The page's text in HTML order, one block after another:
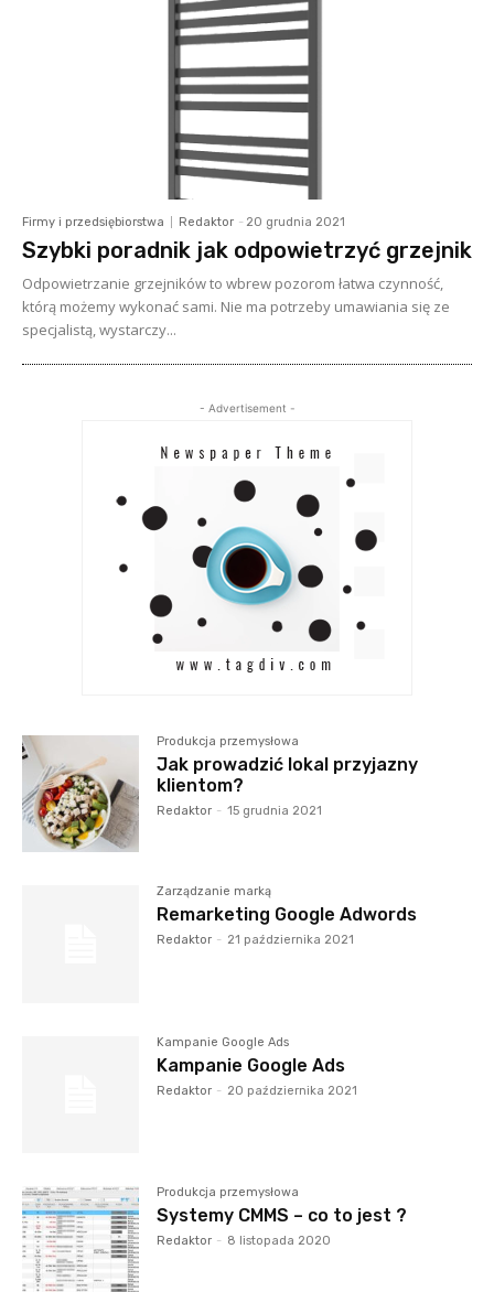
Firmy i przedsiębiorstwa Redaktor - 20 grudnia 2021
Szybki poradnik jak odpowietrzyć grzejnik
Odpowietrzanie grzejników to wbrew pozorom łatwa czynność,
którą możemy wykonać sami. Nie ma potrzeby umawiania się ze
specjalistą, wystarczy...
- Advertisement -
Produkcja przemysłowa
Jak prowadzić lokal przyjazny
klientom?
Redaktor - 15 grudnia 2021
Zarządzanie marką
Remarketing Google Adwords
Redaktor - 21 października 2021
Kampanie Google Ads
Kampanie Google Ads
Redaktor - 20 października 2021
Produkcja przemysłowa
Systemy CMMS – co to jest ?
Redaktor - 8 listopada 2020